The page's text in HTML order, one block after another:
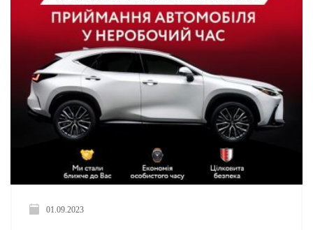
01.09.2023